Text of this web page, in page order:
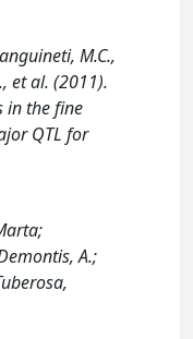
M.C.,
et al. (2011).
in the fine
QTL for
A.;